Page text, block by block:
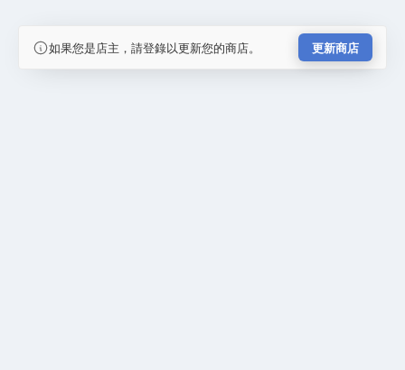
如果您是店主，請登錄以更新您的商店。 更新商店